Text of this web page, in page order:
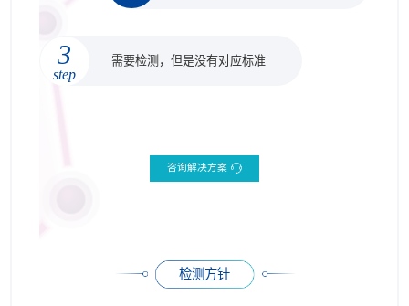
3
step
需要检测，但是没有对应标准
咨询解决方案
检测方针